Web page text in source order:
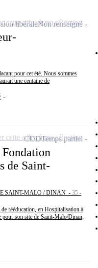
pour cet été. Nous sommes
une centaine de
libéraleNon renseigné
cette offre à ma sélection
de Saint-
SAINT-MALO / DINAN - 35 -
rééducation, en Hospitalisation à
son site de Saint-Malo/Dinan,
CDDTemps partiel
cette offre à ma sélection